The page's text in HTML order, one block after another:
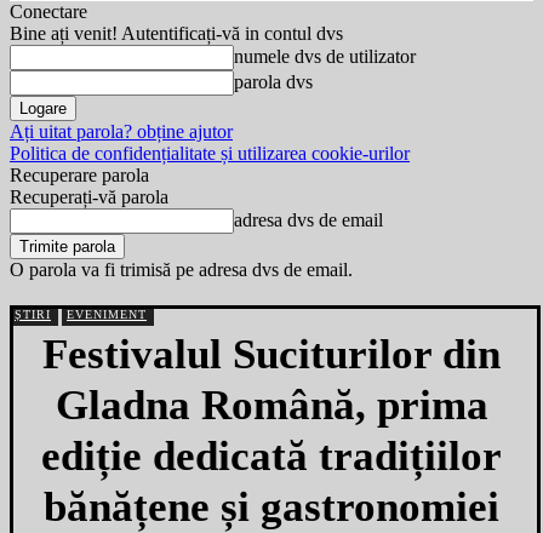
Conectare
Bine ați venit! Autentificați-vă in contul dvs
numele dvs de utilizator
parola dvs
Ați uitat parola? obține ajutor
Politica de confidențialitate și utilizarea cookie-urilor
Recuperare parola
Recuperați-vă parola
adresa dvs de email
O parola va fi trimisă pe adresa dvs de email.
ȘTIRI EVENIMENT
Festivalul Suciturilor din
Gladna Română, prima
ediție dedicată tradițiilor
bănățene și gastronomiei